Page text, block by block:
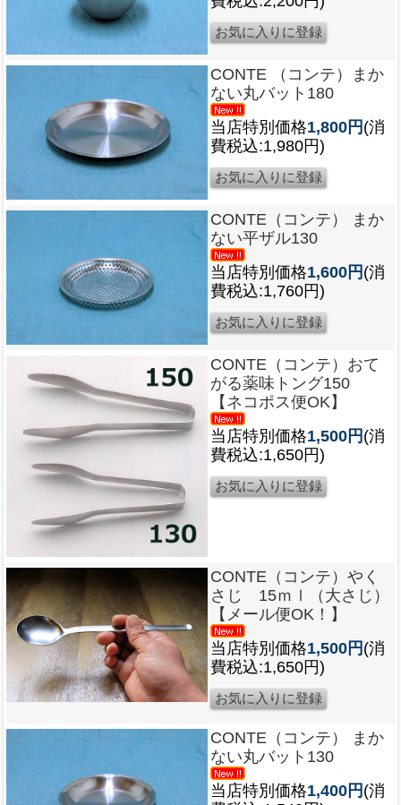
CONTE （コンテ）まか
ない丸バット180
当店特別価格1,800円 (消
費税込:1,980円)
CONTE（コンテ） まか
ない平ザル130
当店特別価格1,600円 (消
費税込:1,760円)
CONTE（コンテ）おて
がる薬味トング150
【ネコポス便OK】
当店特別価格1,500円 (消
費税込:1,650円)
CONTE（コンテ）やく
さじ 15ｍｌ（大さじ）
【メール便OK！】
当店特別価格1,500円 (消
費税込:1,650円)
CONTE（コンテ） まか
ない丸バット130
当店特別価格1,400円 (消